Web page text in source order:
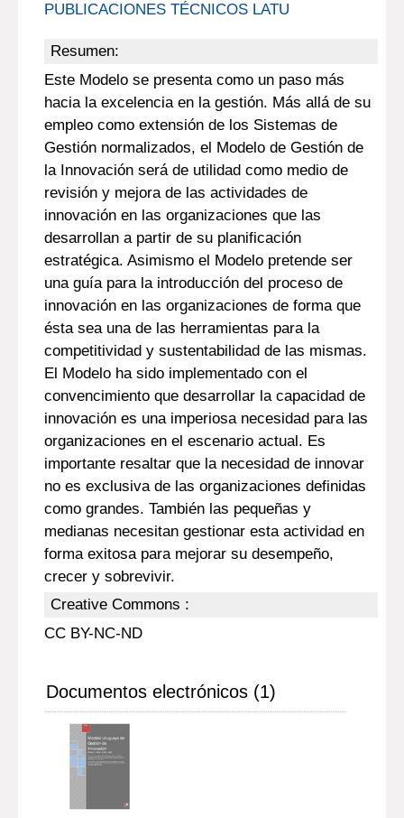
PUBLICACIONES TÉCNICOS LATU
Resumen:
Este Modelo se presenta como un paso más
hacia la excelencia en la gestión. Más allá de su
empleo como extensión de los Sistemas de
Gestión normalizados, el Modelo de Gestión de
la Innovación será de utilidad como medio de
revisión y mejora de las actividades de
innovación en las organizaciones que las
desarrollan a partir de su planificación
estratégica. Asimismo el Modelo pretende ser
una guía para la introducción del proceso de
innovación en las organizaciones de forma que
ésta sea una de las herramientas para la
competitividad y sustentabilidad de las mismas.
El Modelo ha sido implementado con el
convencimiento que desarrollar la capacidad de
innovación es una imperiosa necesidad para las
organizaciones en el escenario actual. Es
importante resaltar que la necesidad de innovar
no es exclusiva de las organizaciones definidas
como grandes. También las pequeñas y
medianas necesitan gestionar esta actividad en
forma exitosa para mejorar su desempeño,
crecer y sobrevivir.
Creative Commons :
CC BY-NC-ND
Documentos electrónicos (1)